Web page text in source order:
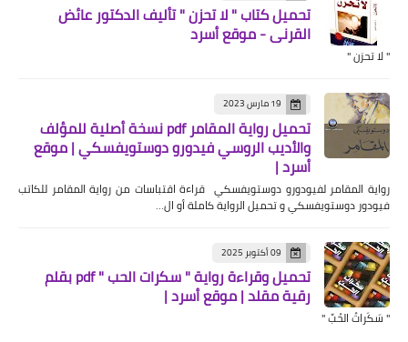
تحميل كتاب " لا تحزن " تأليف الدكتور عائض
القرني - موقع أسرد
" لا تحزن "
19 مارس 2023
تحميل رواية المقامر pdf نسخة أصلية للمؤلف
والأديب الروسي فيدورو دوستويفسكي | موقع
أسرد |
رواية المقامر لفيودورو دوستويفسكي قراءة اقتباسات من رواية المقامر للكاتب
فيودور دوستويفسكي و تحميل الرواية كاملة أو ال…
09 أكتوبر 2025
تحميل وقراءة رواية " سكرات الحب " pdf بقلم
رقية مقلد | موقع أسرد |
" سَكَراتُ الحُبِّ "